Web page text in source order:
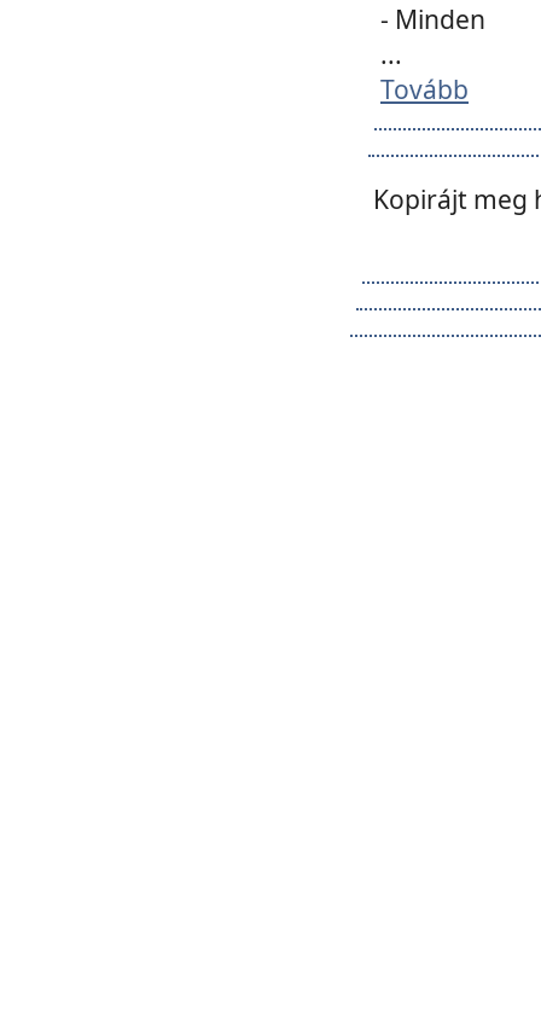
- Minden
...
Tovább
Kopirájt meg